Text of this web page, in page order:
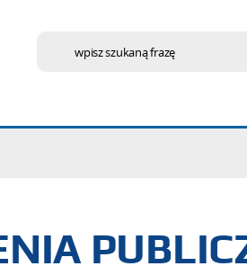
wpisz szukaną frazę